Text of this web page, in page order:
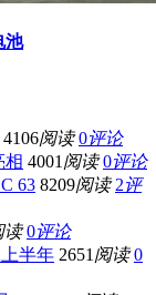
池
4106阅读 0评论
相 4001 阅读 0评论
63 8209阅读 2评
读 0评论
半年 2651 阅读 0